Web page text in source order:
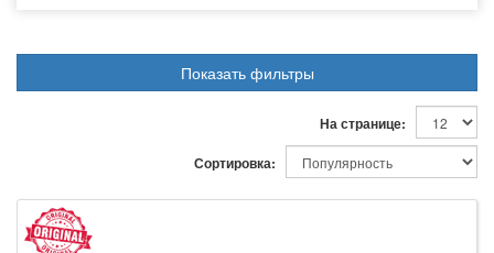
Показать фильтры
На странице:
Сортировка: